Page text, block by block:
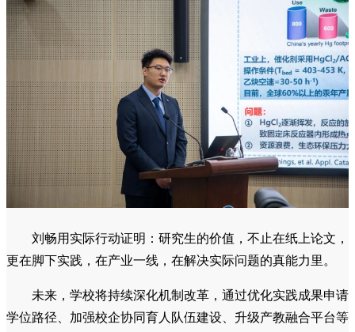
刘畅用实际行动证明：研究生的价值，不止在纸上论文，
更在脚下实践，在产业一线，在解决实际问题的真能力里。
未来，学校将持续深化机制改革，通过优化实践成果申请
学位路径、加强校企协同育人队伍建设、升级产教融合平台等